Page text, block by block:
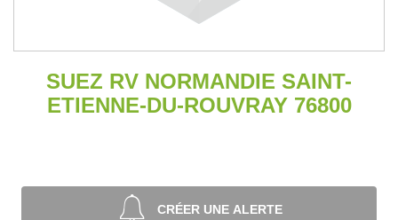
SUEZ RV NORMANDIE SAINT-
ETIENNE-DU-ROUVRAY 76800
CRÉER UNE ALERTE